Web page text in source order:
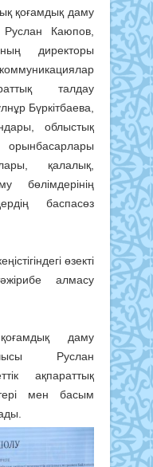
қоғамдық даму
Каюпов,
директоры
талдау
Бүркітбаева,
облыстық
қалалық,
бөлімдерінің
баспасөз
өзекті
алмасу
даму
Руслан
ақпараттық
мен басым